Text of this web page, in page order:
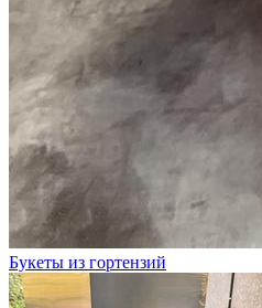
Букеты из гортензий